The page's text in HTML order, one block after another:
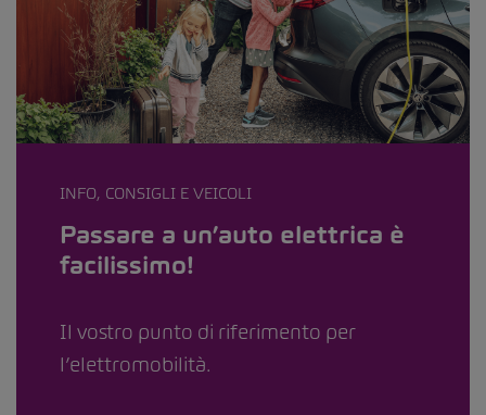
INFO, CONSIGLI E VEICOLI
Passare a un’auto elettrica è
facilissimo!
Il vostro punto di riferimento per
l’elettromobilità.